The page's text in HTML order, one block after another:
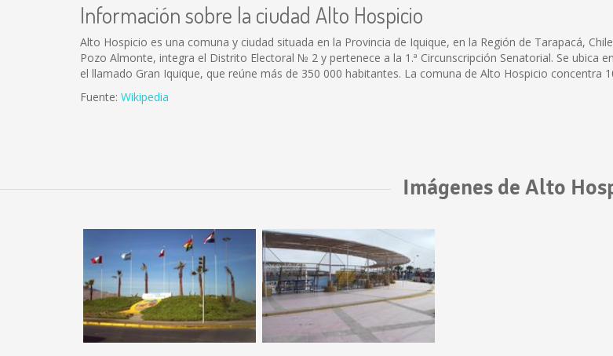
Información sobre la ciudad Alto Hospicio
Alto Hospicio es una comuna y ciudad situada en la Provincia de Iquique, en la Región de Tarapacá,
Pozo Almonte, integra el Distrito Electoral № 2 y pertenece a la 1.ª Circunscripción Senatorial. Se ubica
el llamado Gran Iquique, que reúne más de 350 000 habitantes. La comuna de Alto Hospicio concentra
Fuente: Wikipedia
Imágenes de Alto